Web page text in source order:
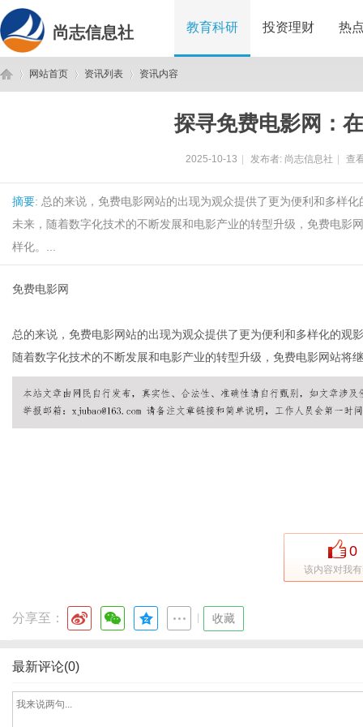
尚志信息社 教育科研 投资理财 热
网站首页 资讯列表 资讯内容
探寻免费电影网：
2025-10-13 发布者: 尚志信息社 查
摘要: 总的来说，免费电影网站的出现为观众提供了更为便利和多样
未来，随着数字化技术的不断发展和电影产业的转型升级，免费电影
样化。...
免费电影网
总的来说，免费电影网站的出现为观众提供了更为便利和多样化的观
随着数字化技术的不断发展和电影产业的转型升级，免费电影网站将
0
该内容对我
分享至： 收藏
最新评论(0)